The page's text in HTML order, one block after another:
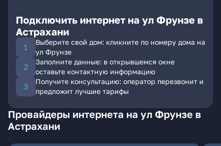
Подключить интернет на ул Фрунзе в
Астрахани
Выберите свой дом: кликните по номеру дома на
ул Фрунзе
Заполните данные: в открывшемся окне
оставьте контактную информацию
Получите консультацию: оператор перезвонит и
предложит лучшие тарифы
Провайдеры интернета на ул Фрунзе в
Астрахани